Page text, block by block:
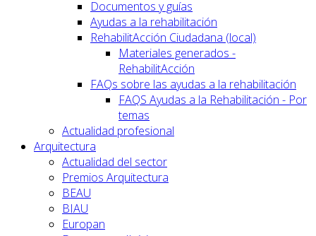
Documentos y guías
Ayudas a la rehabilitación
RehabilitAcción Ciudadana (local)
Materiales generados -
RehabilitAcción
FAQs sobre las ayudas a la rehabilitación
FAQS Ayudas a la Rehabilitación - Por
temas
Actualidad profesional
Arquitectura
Actualidad del sector
Premios Arquitectura
BEAU
BIAU
Europan